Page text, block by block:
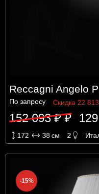
Reccagni Angelo
По запросу Скидка 22
152 093 ₽ ₽
172 38см 2
-15%